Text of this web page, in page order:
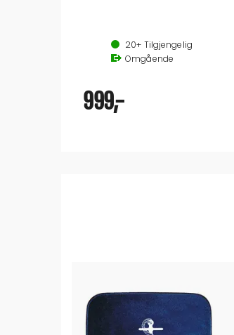
Max vekt pr sett 50 kg
Plastbelagt stål
Passer forskjellige dimensjoner på rekker som 25 mm, 32 mm, osv
Alle kajakker og SUP passer
20+ Tilgjengelig
Omgående
999,-